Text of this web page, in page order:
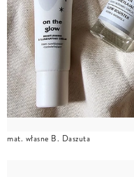
mat. własne B. Daszuta